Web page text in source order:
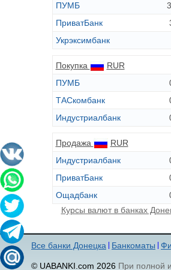
ПУМБ
ПриватБанк
Укрэксимбанк
Покупка
RUR
ПУМБ
ТАСкомбанк
Индустриалбанк
Продажа
RUR
Индустриалбанк
ПриватБанк
Ощадбанк
Курсы валют в банках
Все банки Донецка Банкоматы
© UABANKI.com 2026 При полной